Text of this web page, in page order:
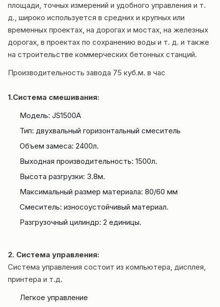
площади, точных измерений и удобного управления и т.
д., широко используется в средних и крупных или
временных проектах, на дорогах и мостах, на железных
дорогах, в проектах по сохранению воды и т. д. и также
на строительстве коммерческих бетонных станций.
Производительность завода 75 куб.м. в час
1.Система смешивания:
Модель: JS1500A
Тип: двухвальный горизонтальный смеситель
Объем замеса: 2400л.
Выходная производительность: 1500л.
Высота разгрузки: 3.8м.
Максимальный размер материала: 80/60 мм
Смеситель: износоустойчивый материал.
Разгрузочный цилиндр: 2 единицы.
2. Система управления:
Система управления состоит из компьютера, дисплея,
принтера и т.д.
Легкое управление